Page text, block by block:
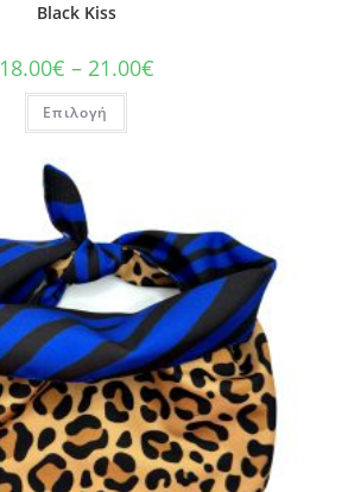
Black Kiss
18.00€ – 21.00€
Επιλογή